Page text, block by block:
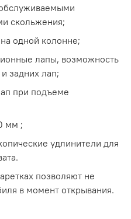
скольжения;
одной колонне;
лапы, возможность
задних лап;
при подъеме
мм ;
удлинители для
позволяют не
в момент открывания.